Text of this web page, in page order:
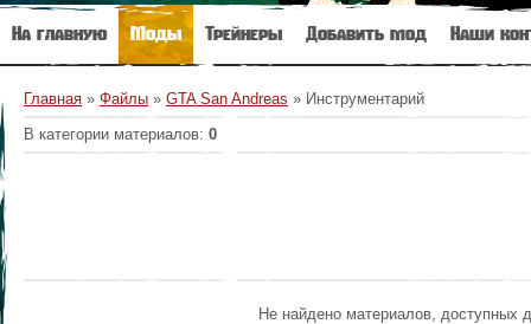
На главную Моды Трейнеры Добавить мод Наши
Главная » Файлы » GTA San Andreas » Инструментарий
В категории материалов: 0
Не найдено материалов, доступных